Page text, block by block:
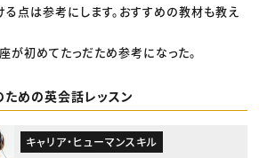
る点は参考にします。おすすめの教材も教え
が初めてたっだため参考になった。
ための英会話レッスン
キャリア・ヒューマンスキル